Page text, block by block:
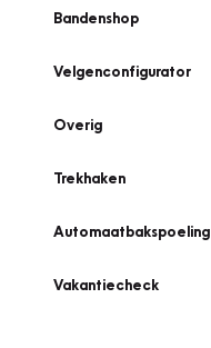
Bandenshop
Velgenconfigurator
Overig
Trekhaken
Automaatbakspoeling
Vakantiecheck